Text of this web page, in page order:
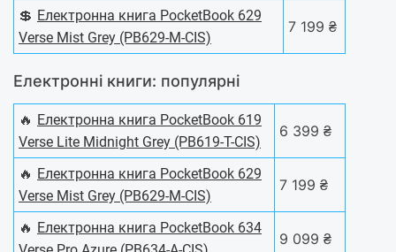
💲 Електронна книга PocketBook 629
Verse Mist Grey (PB629-M-CIS)
7 199 ₴
Електронні книги: популярні
🔥 Електронна книга PocketBook 619
Verse Lite Midnight Grey (PB619-T-CIS)
6 399 ₴
🔥 Електронна книга PocketBook 629
Verse Mist Grey (PB629-M-CIS)
7 199 ₴
🔥 Електронна книга PocketBook 634
9 099 ₴